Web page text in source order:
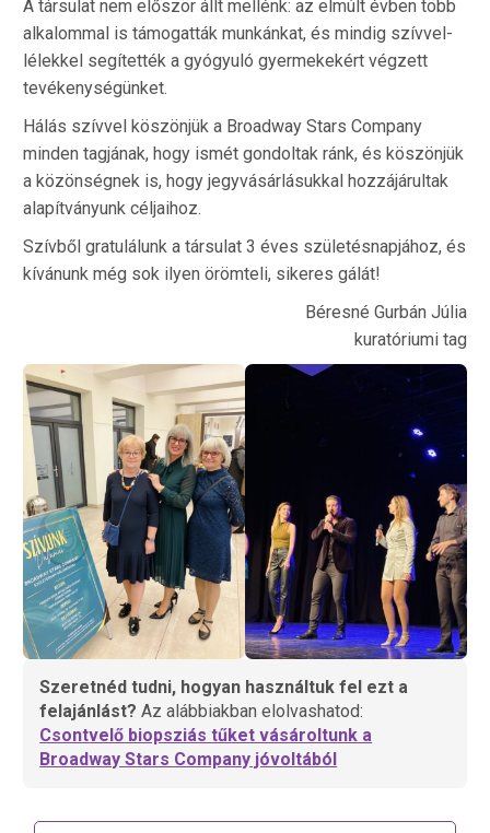
A társulat nem először állt mellénk: az elmúlt évben több
alkalommal is támogatták munkánkat, és mindig szívvel-
lélekkel segítették a gyógyuló gyermekekért végzett
tevékenységünket.
Hálás szívvel köszönjük a Broadway Stars Company
minden tagjának, hogy ismét gondoltak ránk, és köszönjük
a közönségnek is, hogy jegyvásárlásukkal hozzájárultak
alapítványunk céljaihoz.
Szívből gratulálunk a társulat 3 éves születésnapjához, és
kívánunk még sok ilyen örömteli, sikeres gálát!
Béresné Gurbán Júlia
kuratóriumi tag
Szeretnéd tudni, hogyan használtuk fel ezt a
felajánlást? Az alábbiakban elolvashatod:
Csontvelő biopsziás tűket vásároltunk a
Broadway Stars Company jóvoltából